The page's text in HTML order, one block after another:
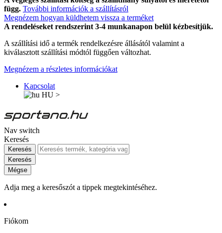
függ. További információk a szállításról
Megnézem hogyan küldhetem vissza a terméket
A rendeléseket rendszerint 3-4 munkanapon belül kézbesítjük.
A szállítási idő a termék rendelkezésre állásától valamint a
kiválasztott szállítási módtól függően változhat.
Megnézem a részletes információkat
Kapcsolat
HU >
Nav switch
Keresés
Keresés
Keresés
Mégse
Adja meg a keresőszót a tippek megtekintéséhez.
Fiókom